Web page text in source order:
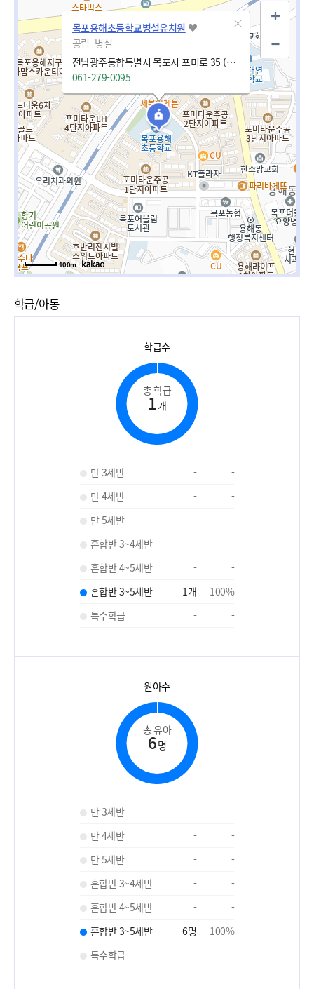
목포용해초등학교병설유치원
공립_병설
전남광주통합특별시 목포시 포미로 35 (용해동)
061-279-0095
100m
학급/아동
학급수
총 학급
1개
만 3세반 -
-
만 4세반
-
-
만 5세반
-
-
혼합반 3~4세반
-
-
혼합반 4~5세반
-
-
혼합반 3~5세반
1개 100%
특수학급
- -
원아수
총 유아
6명
만 3세반 -
-
만 4세반
-
-
만 5세반
-
-
혼합반 3~4세반
-
-
혼합반 4~5세반
-
-
혼합반 3~5세반
6명 100%
특수학급
- -